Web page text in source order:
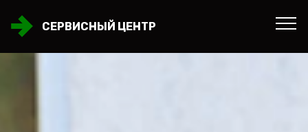
СЕРВИСНЫЙ ЦЕНТР